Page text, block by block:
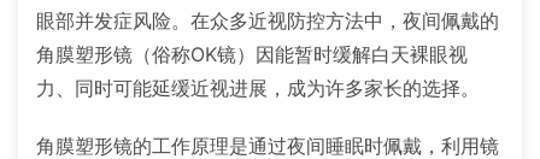
眼部并发症风险。在众多近视防控方法中，夜间佩戴的
角膜塑形镜（俗称OK镜）因能暂时缓解白天裸眼视
力、同时可能延缓近视进展，成为许多家长的选择。
角膜塑形镜的工作原理是通过夜间睡眠时佩戴，利用镜